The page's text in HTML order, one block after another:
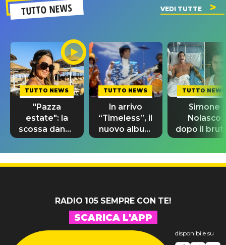
TUTTO NEWS VEDI TUTTE
TUTTO NEWS
"Pazza
estate": la
scossa dance
di Sara
Tommasi
TUTTO NEWS
In arrivo
“Timeless”, il
nuovo album
di Prince con
10 brani
inediti
TUTTO NEWS
Simone
Nolasco
dopo il
incidente:
"Sono così
grato alla
RADIO 105 SEMPRE CON TE!
SCARICA L'APP
disponibile su